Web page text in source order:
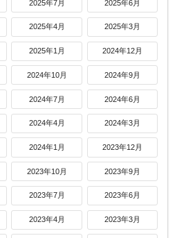
2025年7月 2025年6月
2025年4月 2025年3月
2025年1月 2024年12月
2024年10月 2024年9月
2024年7月 2024年6月
2024年4月 2024年3月
2024年1月 2023年12月
2023年10月 2023年9月
2023年7月 2023年6月
2023年4月 2023年3月